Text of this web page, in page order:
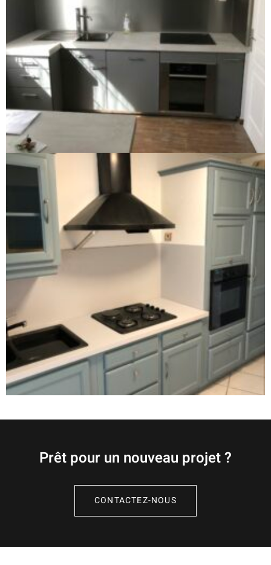
Prêt pour un nouveau projet ?
CONTACTEZ-NOUS